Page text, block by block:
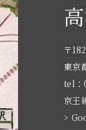
〒
東京
tel：
京王
>